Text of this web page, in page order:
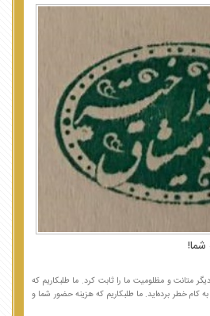
شما!
متانت و مظلومیت ما را ثابت کرد. ما طلبکاریم که
به کام خطر برده‌اید. ما طلبکاریم که هزینه حضور شما و